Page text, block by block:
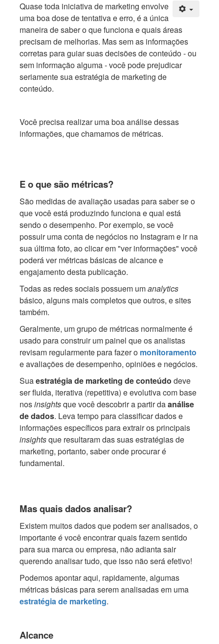
Quase toda iniciativa de marketing envolve
uma boa dose de tentativa e erro, é a única
maneira de saber o que funciona e quais áreas
precisam de melhorias. Mas sem as informações
corretas para guiar suas decisões de conteúdo - ou
sem informação alguma - você pode prejudicar
seriamente sua estratégia de marketing de
conteúdo.
Você precisa realizar uma boa análise dessas
informações, que chamamos de métricas.
E o que são métricas?
São medidas de avaliação usadas para saber se o
que você está produzindo funciona e qual está
sendo o desempenho. Por exemplo, se você
possuir uma conta de negócios no Instagram e ir na
sua última foto, ao clicar em "ver informações" você
poderá ver métricas básicas de alcance e
engajamento desta publicação.
Todas as redes sociais possuem umanalytics
básico, alguns mais completos que outros, e sites
também.
Geralmente, um grupo de métricas normalmente é
usado para construir um painel que os analistas
revisam regularmente para fazer o monitoramento
e avaliações de desempenho, opiniões e negócios.
Suaestratégia de marketing de conteúdo deve
ser fluida, iterativa (repetitiva) e evolutiva com base
nosinsightsque você descobrir a partir daanálise
de dados. Leva tempo para classificar dados e
informações específicos para extrair os principais
insightsque resultaram das suas estratégias de
marketing, portanto, saber onde procurar é
fundamental.
Mas quais dados analisar?
Existem muitos dados que podem ser analisados, o
importante é você encontrar quais fazem sentido
para sua marca ou empresa, não adianta sair
querendo analisar tudo, que isso não será efetivo!
Podemos apontar aqui, rapidamente, algumas
métricas básicas para serem analisadas em uma
estratégia de marketing.
Alcance